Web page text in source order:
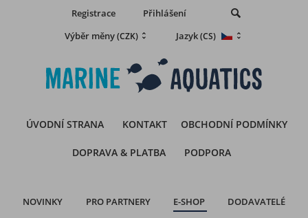
Registrace
Přihlášení
Výběr měny(CZK) Jazyk(CS)
ÚVODNÍ STRANA KONTAKT OBCHODNÍ PODMÍNKY
DOPRAVA & PLATBA PODPORA
NOVINKY PRO PARTNERY E-SHOP DODAVATELÉ